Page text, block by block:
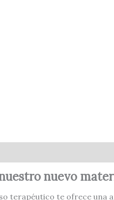
nuevo
terapéutico te ofrece una